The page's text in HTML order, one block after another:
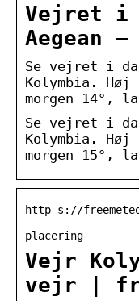
Vejret i
Aegean
Se vejret i
Kolymbia.
morgen 14°,
Se vejret i
Kolymbia.
morgen 15°,
http s://
placering
Vejr
vejr |